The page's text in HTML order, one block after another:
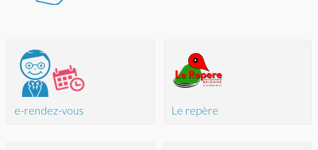
e-rendez-vous Le repère